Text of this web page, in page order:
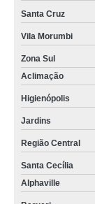
Santa Cruz
Vila Morumbi
Zona Sul
Aclimação
Higienópolis
Jardins
Região Central
Santa Cecília
Alphaville